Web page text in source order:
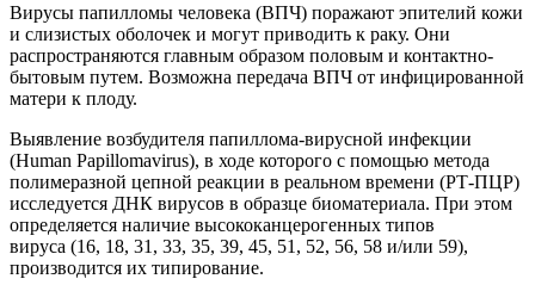
Вирусы папилломы человека (ВПЧ) поражают эпителий кожи
и слизистых оболочек и могут приводить к раку. Они
распространяются главным образом половым и контактно-
бытовым путем. Возможна передача ВПЧ от инфицированной
матери к плоду.
Выявление возбудителя папиллома-вирусной инфекции
(Human Papillomavirus), в ходе которого с помощью метода
полимеразной цепной реакции в реальном времени (РТ-ПЦР)
исследуется ДНК вирусов в образце биоматериала. При этом
определяется наличие высококанцерогенных типов
вируса (16, 18, 31, 33, 35, 39, 45, 51, 52, 56, 58 и/или 59),
производится их типирование.